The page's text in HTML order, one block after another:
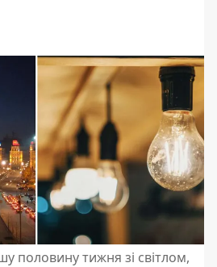
половину тижня зі світлом,